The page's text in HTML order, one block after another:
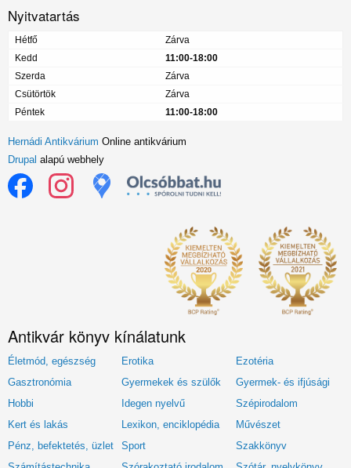
Nyitvatartás
Hétfő
Zárva
Kedd
11:00-18:00
Szerda
Zárva
Csütörtök
Zárva
Péntek
11:00-18:00
Hernádi Antikvárium Online antikvárium
Drupal alapú webhely
Antikvár könyv kínálatunk
Életmód, egészség Erotika
Ezotéria
Gasztronómia
Gyermekek és szülők
Gyermek- és ifjúsági
Hobbi
Idegen nyelvű
Szépirodalom
Kert és lakás
Lexikon, enciklopédia
Művészet
Pénz, befektetés, üzlet
Sport
Szakkönyv